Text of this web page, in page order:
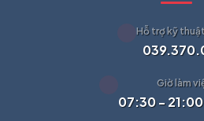
Hỗ trợ kỹ
Giờ làm
07:30 - 21:00